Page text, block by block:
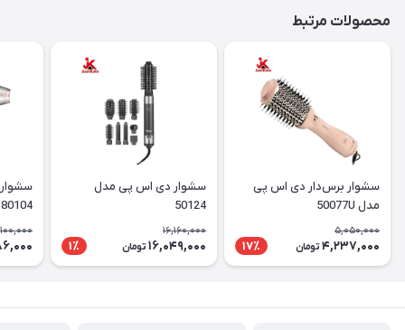
محصولات مرتبط
سشوار برس‌دار دی اس پی
مدل 50077U
5,050,000
4,237,000 تومان 17٪
سشوار دی اس پی مدل
50124
16,160,000
16,049,000 تومان 1٪